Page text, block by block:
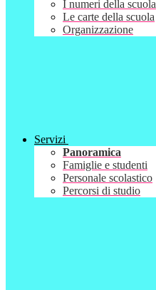
I numeri della scuola
Le carte della scuola
Organizzazione
Servizi
Panoramica
Famiglie e studenti
Personale scolastico
Percorsi di studio